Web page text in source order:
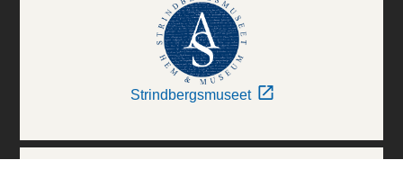
Strindbergsmuseet